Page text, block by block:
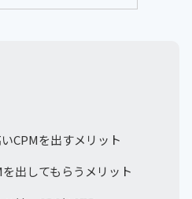
CPMを出すメリット
出してもらうメリット